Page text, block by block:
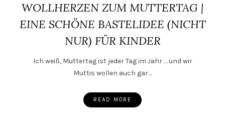
WOLLHERZEN ZUM MUTTERTAG |
EINE SCHÖNE BASTELIDEE (NICHT
NUR) FÜR KINDER
Ich weiß, Muttertag ist jeder Tag im Jahr … und wir
Muttis wollen auch gar…
READ MORE